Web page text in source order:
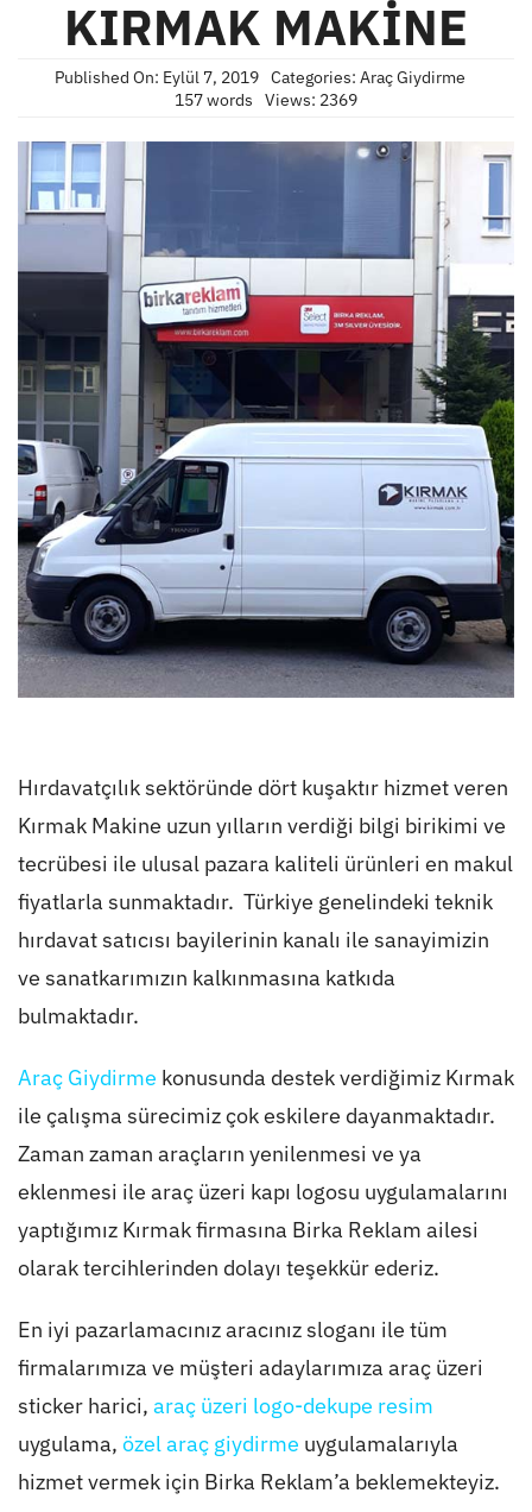
KIRMAK MAKİNE
Published On: Eylül 7, 2019 Categories: Araç Giydirme
157 words
Views: 2369
Hırdavatçılık sektöründe dört kuşaktır hizmet veren
Kırmak Makine uzun yılların verdiği bilgi birikimi ve
tecrübesi ile ulusal pazara kaliteli ürünleri en makul
fiyatlarla sunmaktadır. Türkiye genelindeki teknik
hırdavat satıcısı bayilerinin kanalı ile sanayimizin
ve sanatkarımızın kalkınmasına katkıda
bulmaktadır.
Araç Giydirme konusunda destek verdiğimiz Kırmak
ile çalışma sürecimiz çok eskilere dayanmaktadır.
Zaman zaman araçların yenilenmesi ve ya
eklenmesi ile araç üzeri kapı logosu uygulamalarını
yaptığımız Kırmak firmasına Birka Reklam ailesi
olarak tercihlerinden dolayı teşekkür ederiz.
En iyi pazarlamacınız aracınız sloganı ile tüm
firmalarımıza ve müşteri adaylarımıza araç üzeri
sticker harici, araç üzeri logo-dekupe resim
uygulama, özel araç giydirme uygulamalarıyla
hizmet vermek için Birka Reklam’a beklemekteyiz.